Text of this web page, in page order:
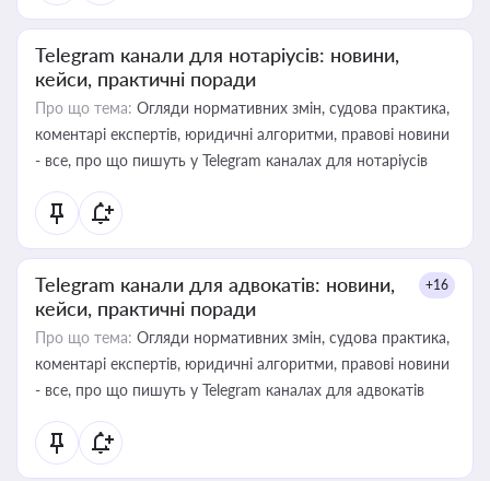
Telegram канали для нотаріусів: новини,
кейси, практичні поради
Про що тема: Огляди нормативних змін, судова практика,
коментарі експертів, юридичні алгоритми, правові новини
- все, про що пишуть у Telegram каналах для нотаріусів
Telegram канали для адвокатів: новини,
кейси, практичні поради
+16
Про що тема: Огляди нормативних змін, судова практика,
коментарі експертів, юридичні алгоритми, правові новини
- все, про що пишуть у Telegram каналах для адвокатів